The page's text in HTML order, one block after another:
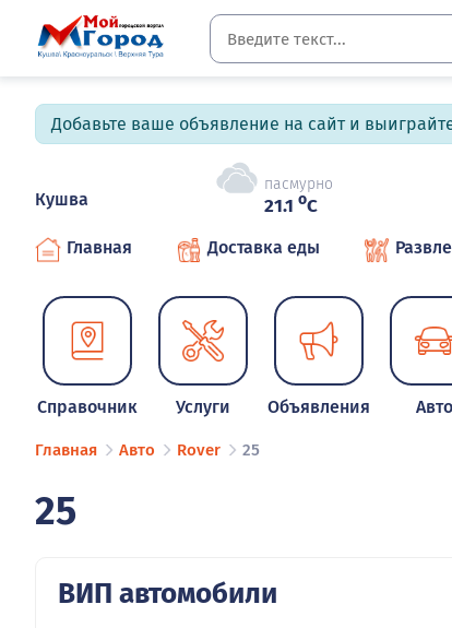
Добавьте ваше объявление на сайт и
Кушва
пасмурно
21.1 oC
Главная Доставка еды
Справочник Услуги Объявления Авто
Главная Авто Rover 25
25
ВИП автомобили